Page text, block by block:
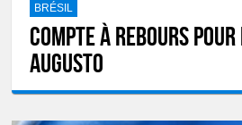
BRÉSIL
Compte à rebours pour
Augusto